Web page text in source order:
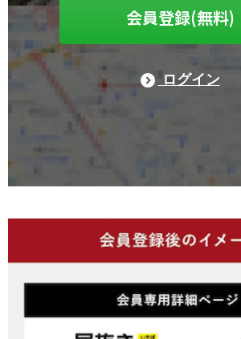
会員登録(無料)
ログイン